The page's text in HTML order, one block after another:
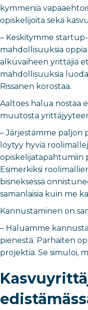
kymmeniä
opiskelijoita sekä
– Keskitymme
mahdollisuuksia
alkuvaiheen yrittäjiä
mahdollisuuksia
Rissanen korostaa.
Aaltoes halua nostaa
muutosta
– Järjestämme
löytyy hyviä
opiskelijatapahtumiin
Esimerkiksi
bisneksessä
samanlaisia kuin me
Kannustaminen on
– Haluamme
pienestä. Parhaiten
projektia. Se simuloi,